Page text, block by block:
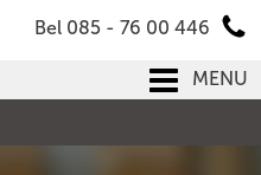
Bel 085 - 76 00 446
MENU